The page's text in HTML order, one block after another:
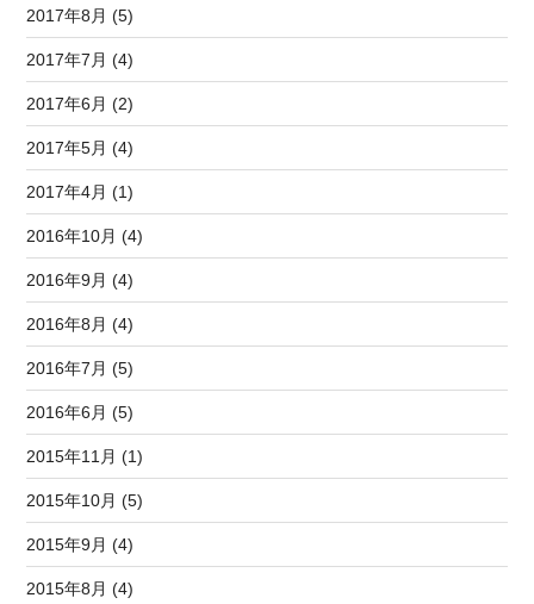
2017年8月 (5)
2017年7月 (4)
2017年6月 (2)
2017年5月 (4)
2017年4月 (1)
2016年10月 (4)
2016年9月 (4)
2016年8月 (4)
2016年7月 (5)
2016年6月 (5)
2015年11月 (1)
2015年10月 (5)
2015年9月 (4)
2015年8月 (4)